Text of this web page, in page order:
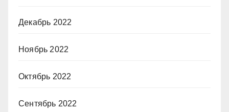
Декабрь 2022
Ноябрь 2022
Октябрь 2022
Сентябрь 2022